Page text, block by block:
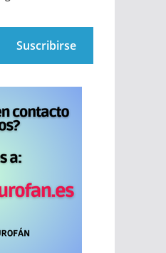
Suscribirse